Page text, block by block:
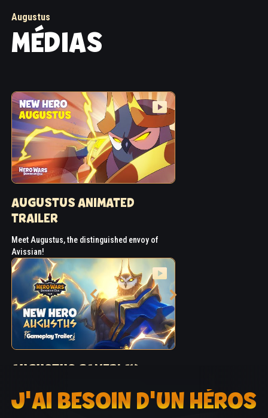
Augustus
MÉDIAS
AUGUSTUS ANIMATED
TRAILER
Meet Augustus, the distinguished envoy of
Avissian!
AUGUSTUS GAMEPLAY
The journey of Augustus, the wise and mighty
J'AI BESOIN D'UN HÉROS